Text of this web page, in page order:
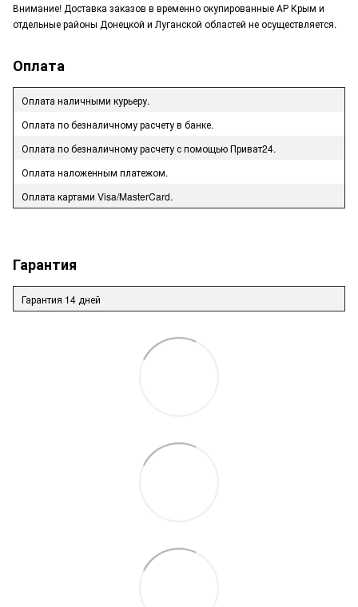
Внимание! Доставка заказов в временно окупированные АР Крым и
отдельные районы Донецкой и Луганской областей не осуществляется.
Оплата
Оплата наличными курьеру.
Оплата по безналичному расчету в банке.
Оплата по безналичному расчету с помощью Приват24.
Оплата наложенным платежом.
Оплата картами Visa/MasterCard.
Гарантия
Гарантия 14 дней